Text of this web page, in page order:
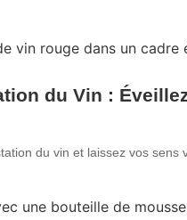
du Vin :
du vin et laissez vos